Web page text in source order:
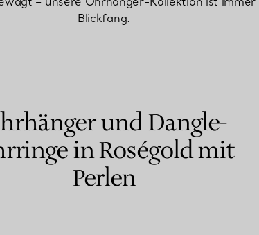
Diamantenexperten.
Blickfang.
und Dangle-
in Roségold mit
Perlen